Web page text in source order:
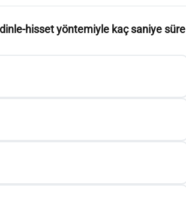
hisset yöntemiyle kaç saniye süre